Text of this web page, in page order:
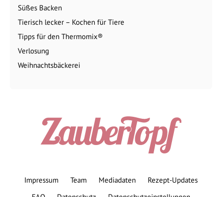
Süßes Backen
Tierisch lecker – Kochen für Tiere
Tipps für den Thermomix®
Verlosung
Weihnachtsbäckerei
Impressum Team Mediadaten
Rezept-Updates